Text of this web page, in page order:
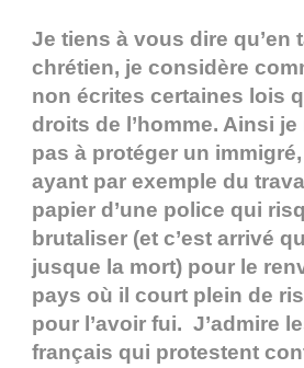
Je tiens à vous dire qu’en
chrétien, je considère
non écrites certaines lois
droits de l’homme. Ainsi je
pas à protéger un
ayant par exemple du
papier d’une police qui
brutaliser (et c’est arrivé
jusque la mort) pour le
pays où il court plein de
pour l’avoir fui. J’admire
français qui protestent